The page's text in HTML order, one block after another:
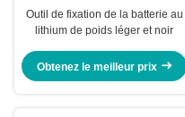
Outil de fixation de la batterie au
lithium de poids léger et noir
Obtenez le meilleur prix